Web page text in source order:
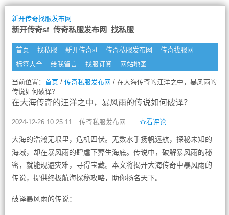
新开传奇找服发布网
新开传奇sf_传奇私服发布网_找私服
首页 找私服 新开传奇sf 传奇私服发布网
传奇找服网
标签大全
给我留言 找服订阅 网站地图
当前位置： 首页/ 传奇私服发布网 / 在大海传奇的汪洋之中，暴风雨的
传说如何破译？
在大海传奇的汪洋之中，暴风雨的传说如何破译？
2024-12-26 10:25:11 传奇私服发布网 查看评论
大海的浩瀚无垠里，危机四伏。无数水手扬帆远航，探秘未知的
海域，却在暴风雨的肆虐下葬生海底。传说中，破解暴风雨的秘
密，就能规避灾难，寻得宝藏。本文将揭开大海传奇中暴风雨的
传说，提供终极航海探秘攻略，助你扬名天下。
破译暴风雨的传说：